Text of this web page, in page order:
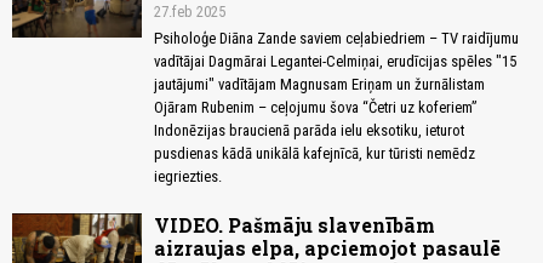
27.feb 2025
Psiholoģe Diāna Zande saviem ceļabiedriem – TV raidījumu
vadītājai Dagmārai Legantei-Celmiņai, erudīcijas spēles "15
jautājumi" vadītājam Magnusam Eriņam un žurnālistam
Ojāram Rubenim – ceļojumu šova “Četri uz koferiem”
Indonēzijas braucienā parāda ielu eksotiku, ieturot
pusdienas kādā unikālā kafejnīcā, kur tūristi nemēdz
iegriezties.
VIDEO. Pašmāju slavenībām
aizraujas elpa, apciemojot pasaulē